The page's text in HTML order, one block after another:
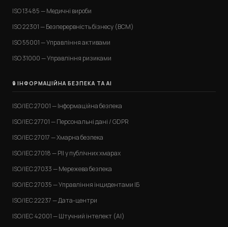
ISO 13485 — Медичні вироби
ISO 22301 — Безперервність бізнесу (BCM)
ISO 55001 — Управління активами
ISO 31000 — Управління ризиками
🔒 ІНФОРМАЦІЙНА БЕЗПЕКА ТА AI
ISO/IEC 27001 — Інформаційна безпека
ISO/IEC 27701 — Персональні дані / GDPR
ISO/IEC 27017 — Хмарна безпека
ISO/IEC 27018 — PII у публічних хмарах
ISO/IEC 27033 — Мережева безпека
ISO/IEC 27035 — Управління інцидентами ІБ
ISO/IEC 22237 — Дата-центри
ISO/IEC 42001 — Штучний інтелект (AI)